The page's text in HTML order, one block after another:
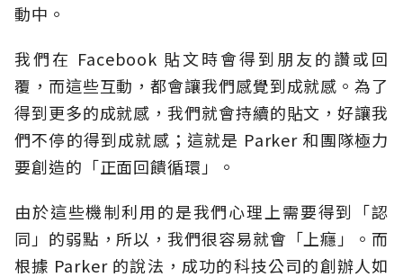
動中。
我們在 Facebook 貼文時會得到朋友的讚或回
覆，而這些互動，都會讓我們感覺到成就感。為了
得到更多的成就感，我們就會持續的貼文，好讓我
們不停的得到成就感；這就是 Parker 和團隊極力
要創造的「正面回饋循環」。
由於這些機制利用的是我們心理上需要得到「認
同」的弱點，所以，我們很容易就會「上癮」。而
根據 Parker 的說法，成功的科技公司的創辦人如